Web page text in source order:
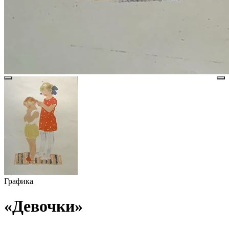
Графика
«Девочки»